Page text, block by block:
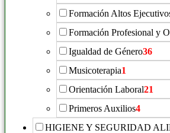
Formación Altos
Formación Profesional y
Igualdad de Género36
Musicoterapia1
Orientación Laboral21
Primeros Auxilios4
HIGIENE Y SEGURIDAD